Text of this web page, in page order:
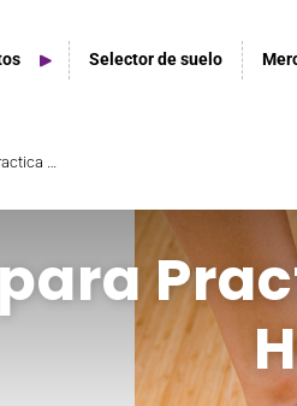
Estudios De Hogar
Espacios de estudio en
Selector de suelo
Piso para Practica de Tap y Hip-Hop Harlequin